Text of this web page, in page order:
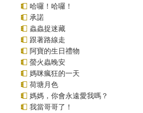
哈囉！哈囉！
承諾
蟲蟲捉迷藏
跟著路線走
阿寶的生日禮物
螢火蟲晚安
媽咪瘋狂的一天
荷塘月色
媽媽，你會永遠愛我嗎？
我當哥哥了！